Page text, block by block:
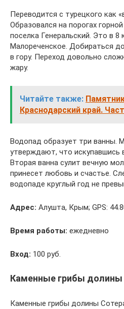
Переводится с турецкого как
Образовался на порогах
поселка Генеральский. Это в 8
Малореченское. Добираться
в гору. Переход довольно
жару.
Читайте также:
Краснодарский край.
Водопад образует три ванны.
утверждают, что искупавшись
Вторая ванна сулит вечную
принесет любовь и счастье.
водопаде круглый год не
Адрес: Алушта, Крым; GPS:
Время работы: ежедневно
Вход: 100 руб.
Каменные грибы долины
Каменные грибы долины